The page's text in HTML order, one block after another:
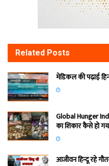
Related Posts
मेडिकल की पढ़ाई
Global Hunger
का शिकार कैसे हो
आजीवन हिन्दू रहे